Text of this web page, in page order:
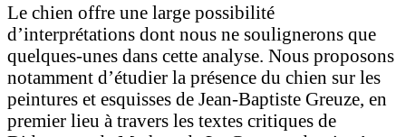
Le chien offre une large possibilité
d’interprétations dont nous ne soulignerons que
quelques-unes dans cette analyse. Nous proposons
notamment d’étudier la présence du chien sur les
peintures et esquisses de Jean-Baptiste Greuze, en
premier lieu à travers les textes critiques de